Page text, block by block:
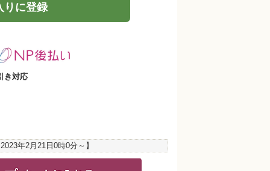
りに登録
き対応
2023年2月21日0時0分 ～】